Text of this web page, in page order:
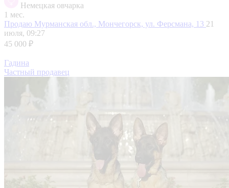
Немецкая овчарка
1 мес.
Продаю Мурманская обл., Мончегорск, ул. Ферсмана, 13 21
июля, 09:27
45 000 ₽
Гадина
Частный продавец